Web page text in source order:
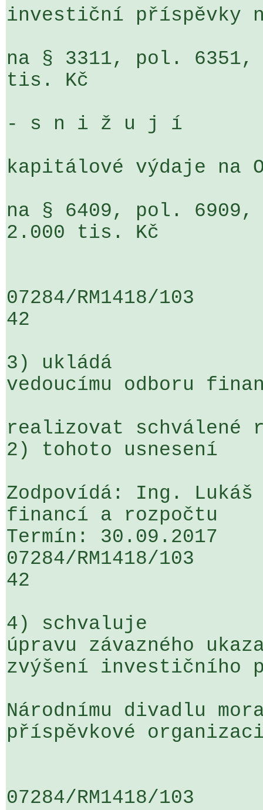
investiční příspěvky
na § 3311, pol. 6351,
tis. Kč
- s n i ž u j í
kapitálové výdaje na
na § 6409, pol.
2.000 tis. Kč
07284/RM1418/
42
3) ukládá
vedoucímu odboru
realizovat schválené
2) tohoto usnesení
Zodpovídá: Ing.
financí a rozpočtu
Termín: 30.09.2017
07284/RM1418/
42
4) schvaluje
úpravu závazného
zvýšení investičního
Národnímu divadlu
příspěvkové
07284/RM1418/